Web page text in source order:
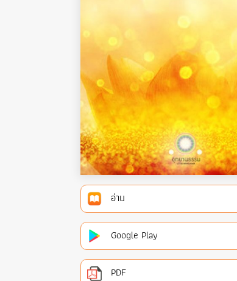
อ่าน
Google Play
PDF